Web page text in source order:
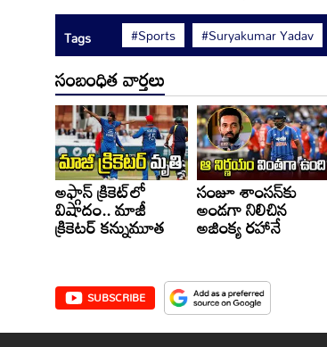
Tags #Sports #Suryakumar Yadav
సంబంధిత వార్తలు
అఫ్గాన్ క్రికెట్‌లో
విషాదం.. మాజీ
క్రికెటర్ కన్నుమూత
సంజూ శాంసన్‌కు
అండగా నిలిచిన
అజింక్య రహానే
SUBSCRIBE